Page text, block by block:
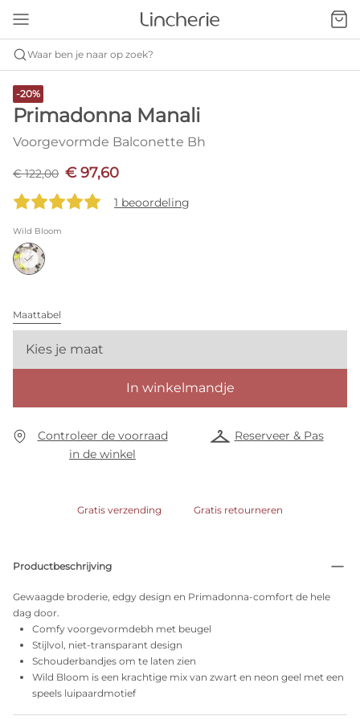
Waar ben je naar op zoek?
-20%
Primadonna Manali
Voorgevormde Balconette Bh
€ 122,00 € 97,60
1 beoordeling
Wild Bloom
Maattabel
Kies je maat
In winkelmandje
Controleer de voorraad
in de winkel
Reserveer & Pas
Gratis verzending Gratis retourneren
Productbeschrijving
Gewaagde broderie, edgy design en Primadonna-comfort de hele
dag door.
Comfy voorgevormdebh met beugel
Stijlvol, niet-transparant design
Schouderbandjes om te laten zien
Wild Bloom is een krachtige mix van zwart en neon geel met een
speels luipaardmotief